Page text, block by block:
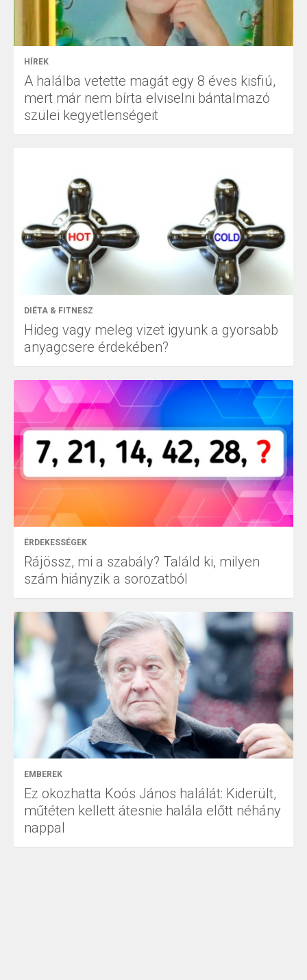
HÍREK
A halálba vetette magát egy 8 éves kisfiú,
mert már nem bírta elviselni bántalmazó
szülei kegyetlenségeit
DIÉTA & FITNESZ
Hideg vagy meleg vizet igyunk a gyorsabb
anyagcsere érdekében?
ÉRDEKESSÉGEK
Rájössz, mi a szabály? Találd ki, milyen
szám hiányzik a sorozatból
EMBEREK
Ez okozhatta Koós János halálát: Kiderült,
műtéten kellett átesnie halála előtt néhány
nappal